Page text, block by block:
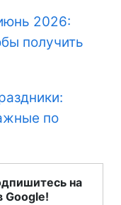
2026:
получить
по
на
Google!